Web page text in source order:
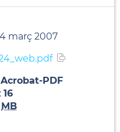
març 2007
Acrobat-PDF
16
MB